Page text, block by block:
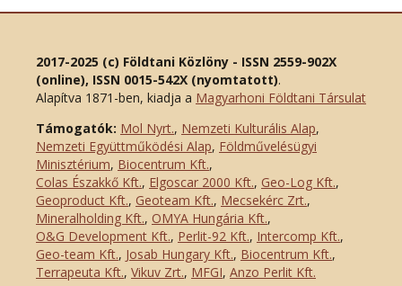
2017-2025 (c) Földtani Közlöny - ISSN 2559-902X
(online), ISSN 0015-542X (nyomtatott).
Alapítva 1871-ben, kiadja a Magyarhoni Földtani Társulat
Támogatók: Mol Nyrt., Nemzeti Kulturális Alap,
Nemzeti Együttműködési Alap, Földművelésügyi
Minisztérium, Biocentrum Kft.,
Colas Északkő Kft., Elgoscar 2000 Kft., Geo-Log Kft.,
Geoproduct Kft., Geoteam Kft., Mecsekérc Zrt.,
Mineralholding Kft., OMYA Hungária Kft.,
O&G Development Kft., Perlit-92 Kft., Intercomp Kft.,
Geo-team Kft., Josab Hungary Kft., Biocentrum Kft.,
Terrapeuta Kft., Vikuv Zrt., MFGI, Anzo Perlit Kft.